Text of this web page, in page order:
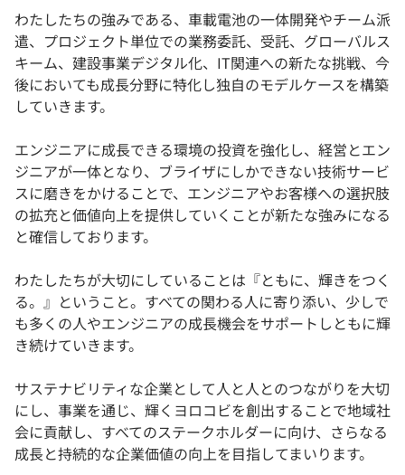
わたしたちの強みである、車載電池の一体開発やチーム派
遣、プロジェクト単位での業務委託、受託、グローバルス
キーム、建設事業デジタル化、IT関連への新たな挑戦、今
後においても成長分野に特化し独自のモデルケースを構築
していきます。
エンジニアに成長できる環境の投資を強化し、経営とエン
ジニアが一体となり、ブライザにしかできない技術サービ
スに磨きをかけることで、エンジニアやお客様への選択肢
の拡充と価値向上を提供していくことが新たな強みになる
と確信しております。
わたしたちが大切にしていることは『ともに、輝きをつく
る。』ということ。すべての関わる人に寄り添い、少しで
も多くの人やエンジニアの成長機会をサポートしともに輝
き続けていきます。
サステナビリティな企業として人と人とのつながりを大切
にし、事業を通じ、輝くヨロコビを創出することで地域社
会に貢献し、すべてのステークホルダーに向け、さらなる
成長と持続的な企業価値の向上を目指してまいります。